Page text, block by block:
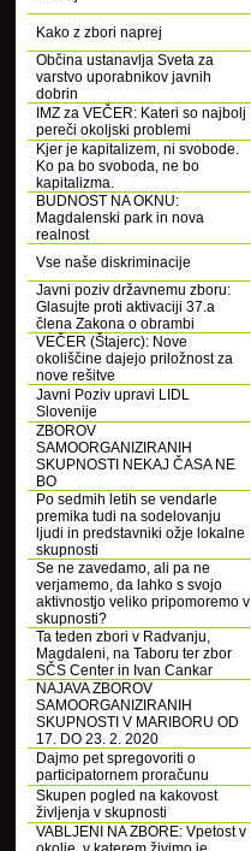
Kako z zbori naprej
Občina ustanavlja Sveta za
varstvo uporabnikov javnih
dobrin
IMZ za VEČER: Kateri so najbolj
pereči okoljski problemi
Kjer je kapitalizem, ni svobode.
Ko pa bo svoboda, ne bo
kapitalizma.
BUDNOST NA OKNU:
Magdalenski park in nova
realnost
Vse naše diskriminacije
Javni poziv državnemu zboru:
Glasujte proti aktivaciji 37.a
člena Zakona o obrambi
VEČER (Štajerc): Nove
okoliščine dajejo priložnost za
nove rešitve
Javni Poziv upravi LIDL
Slovenije
ZBOROV
SAMOORGANIZIRANIH
SKUPNOSTI NEKAJ ČASA NE
BO
Po sedmih letih se vendarle
premika tudi na sodelovanju
ljudi in predstavniki ožje lokalne
skupnosti
Se ne zavedamo, ali pa ne
verjamemo, da lahko s svojo
aktivnostjo veliko pripomoremo v
skupnosti?
Ta teden zbori v Radvanju,
Magdaleni, na Taboru ter zbor
SČS Center in Ivan Cankar
NAJAVA ZBOROV
SAMOORGANIZIRANIH
SKUPNOSTI V MARIBORU OD
17. DO 23. 2. 2020
Dajmo pet spregovoriti o
participatornem proračunu
Skupen pogled na kakovost
življenja v skupnosti
VABLJENI NA ZBORE: Vpetost v